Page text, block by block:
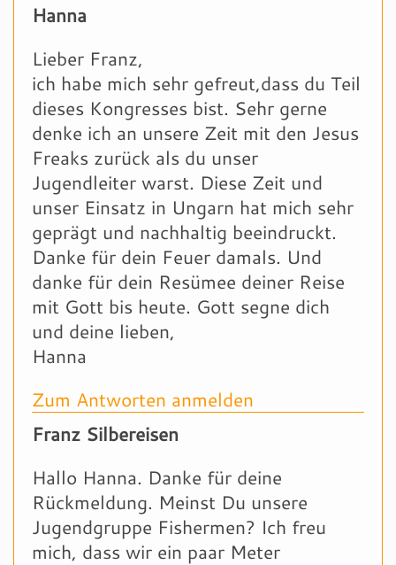
Hanna
Lieber Franz,
ich habe mich sehr gefreut,dass du Teil
dieses Kongresses bist. Sehr gerne
denke ich an unsere Zeit mit den Jesus
Freaks zurück als du unser
Jugendleiter warst. Diese Zeit und
unser Einsatz in Ungarn hat mich sehr
geprägt und nachhaltig beeindruckt.
Danke für dein Feuer damals. Und
danke für dein Resümee deiner Reise
mit Gott bis heute. Gott segne dich
und deine lieben,
Hanna
Zum Antworten anmelden
Franz Silbereisen
Hallo Hanna. Danke für deine
Rückmeldung. Meinst Du unsere
Jugendgruppe Fishermen? Ich freu
mich, dass wir ein paar Meter